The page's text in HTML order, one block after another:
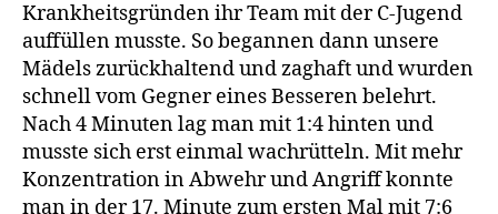
Krankheitsgründen ihr Team mit der C-Jugend
auffüllen musste. So begannen dann unsere
Mädels zurückhaltend und zaghaft und wurden
schnell vom Gegner eines Besseren belehrt.
Nach 4 Minuten lag man mit 1:4 hinten und
musste sich erst einmal wachrütteln. Mit mehr
Konzentration in Abwehr und Angriff konnte
man in der 17. Minute zum ersten Mal mit 7:6